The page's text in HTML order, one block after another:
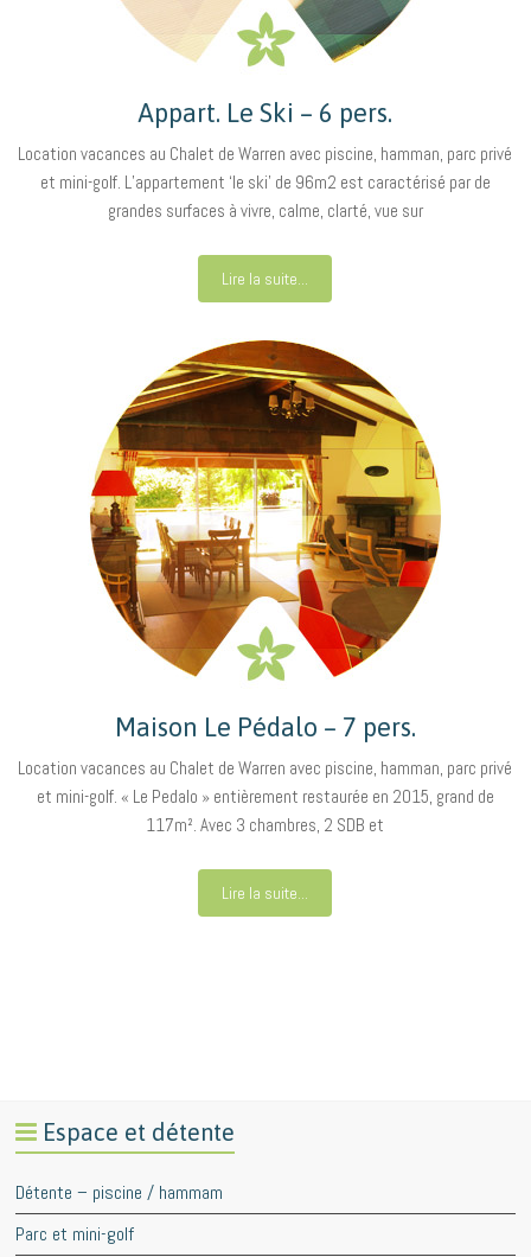
Appart. Le Ski – 6 pers.
Location vacances au Chalet de Warren avec piscine, hamman, parc privé
et mini-golf. L’appartement ‘le ski’ de 96m2 est caractérisé par de
grandes surfaces à vivre, calme, clarté, vue sur
Lire la suite...
Maison Le Pédalo – 7 pers.
Location vacances au Chalet de Warren avec piscine, hamman, parc privé
et mini-golf. « Le Pedalo » entièrement restaurée en 2015, grand de
117m². Avec 3 chambres, 2 SDB et
Lire la suite...
Espace et détente
Détente – piscine / hammam
Parc et mini-golf